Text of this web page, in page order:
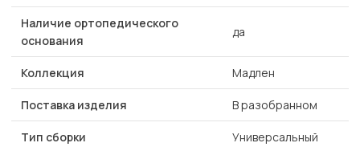
Наличие ортопедического
основания
да
Коллекция Мадлен
Поставка изделия В разобранном
Тип сборки Универсальный